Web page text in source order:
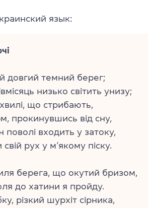
язык:
довгий темний берег;
низько світить унизу;
що стрибають,
прокинувшись від сну,
поволі входить у затоку,
рух у м’якому піску.
берега, що окутий бризом,
до хатини я пройду.
різкий шурхіт сірника,